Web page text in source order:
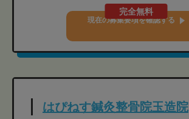
完全無料
現在の募集要項を確認する
はぴねす鍼灸整骨院玉造院